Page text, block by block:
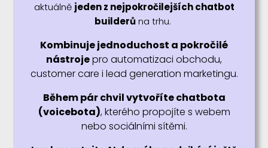
aktuálně jeden z nejpokročilejších chatbot
builderůna trhu.
Kombinuje jednoduchost a pokročilé
nástrojepro automatizaci obchodu,
customer care i lead generation marketingu.
Během pár chvil vytvoříte chatbota
(voicebota), kterého propojíte s webem
nebo sociálními sítěmi.